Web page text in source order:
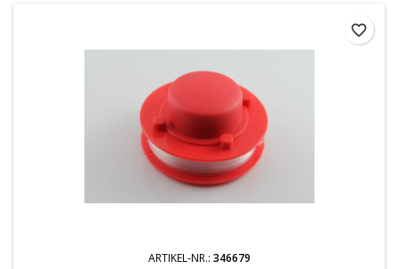
ARTIKEL-NR.: 346679
favorite_border